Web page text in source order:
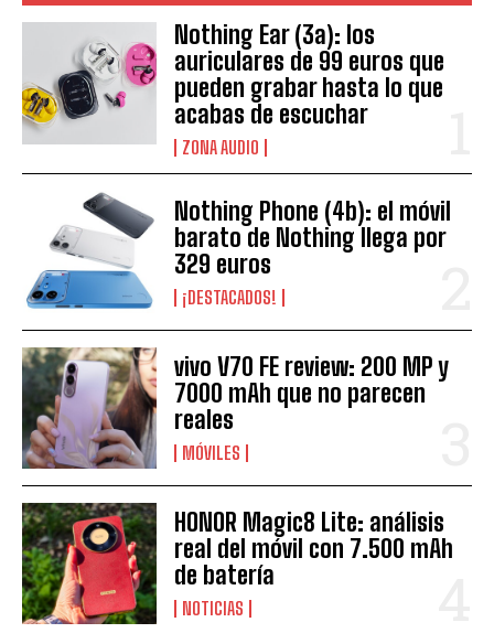
Nothing Ear (3a): los
auriculares de 99 euros que
pueden grabar hasta lo que
acabas de escuchar
ZONA AUDIO
Nothing Phone (4b): el móvil
barato de Nothing llega por
329 euros
¡DESTACADOS!
vivo V70 FE review: 200 MP y
7000 mAh que no parecen
reales
MÓVILES
HONOR Magic8 Lite: análisis
real del móvil con 7.500 mAh
de batería
NOTICIAS